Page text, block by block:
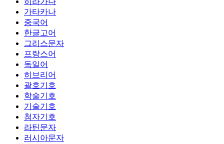
가타카나
중국어
한글고어
그리스문자
프랑스어
독일어
히브리어
괄호기호
학술기호
기술기호
첨자기호
라틴문자
러시아문자